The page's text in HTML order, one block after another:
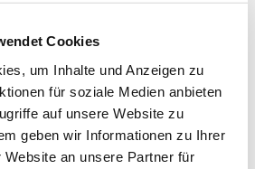
Cookies
um Inhalte und Anzeigen zu
für soziale Medien anbieten
auf unsere Website zu
geben wir Informationen zu Ihrer
Website an unsere Partner für
Gerüstbau GbR